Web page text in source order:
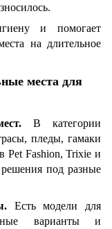
и помогает
на длительное
места для
В категории
пледы, гамаки
Pet Fashion, Trixie и
под разные
Есть модели для
варианты и